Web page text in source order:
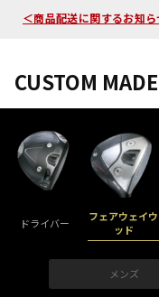
＜商品配送に関するお知ら
CUSTOM
ドライバー
フェアウェイウ
ッド
メンズ